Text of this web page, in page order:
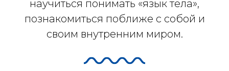
научиться понимать «язык тела»,
познакомиться поближе с собой и
своим внутренним миром.